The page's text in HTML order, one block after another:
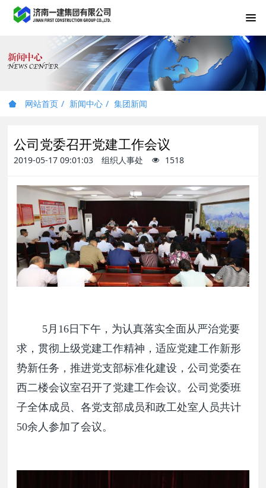
网站首页 新闻中心 集团新闻
公司党委召开党建工作会议
2019-05-17 09:01:03 组织人事处 1518
5月16日下午，为认真落实全面从严治党要
求，贯彻上级党建工作精神，适应党建工作新形
势新任务，推进党支部标准化建设，公司党委在
西二楼会议室召开了党建工作会议。公司党委班
子全体成员、各党支部成员和政工处室人员共计
50余人参加了会议。